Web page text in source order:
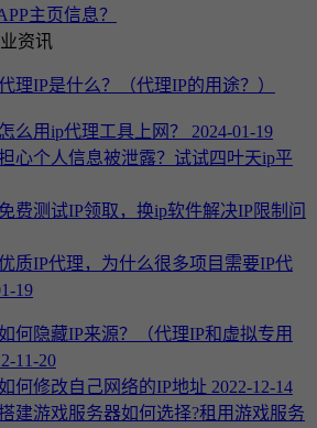
主页信息？
资讯
理IP是什么？（代理IP的用途？）
么用ip代理工具上网？ 2024-01-19
心个人信息被泄露？试试四叶天ip平
费测试IP领取，换ip软件解决IP限制问
质IP代理，为什么很多项目需要IP代
19
何隐藏IP来源？（代理IP和虚拟专用
11-20
何修改自己网络的IP地址 2022-12-14
建游戏服务器如何选择?租用游戏服务